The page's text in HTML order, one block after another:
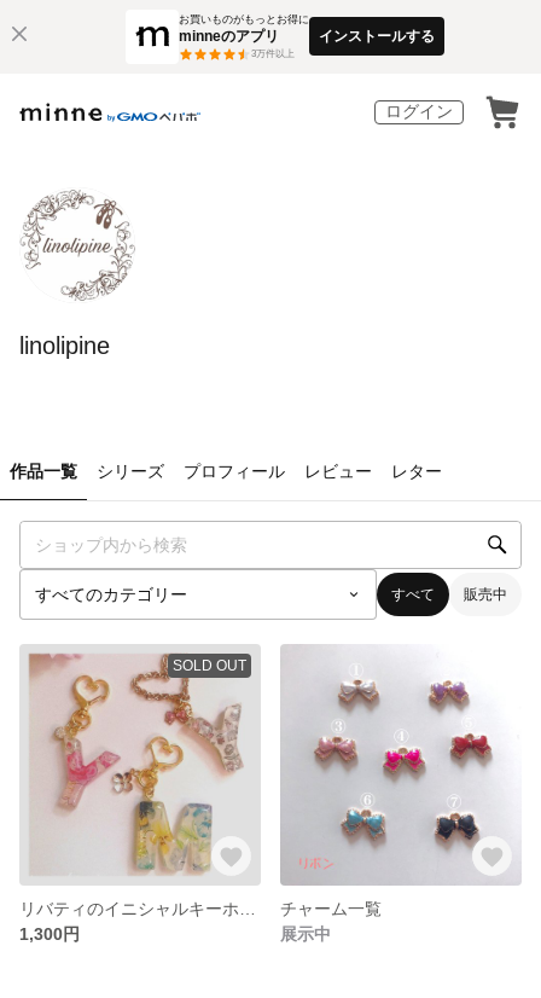
お買いものがもっとお得に
minneのアプリ
3万件以上
インストールする
ログイン
linolipine
作品一覧 シリーズ プロフィール レビュー レター
すべて 販売中
SOLD OUT
1,300円
チャーム一覧
展示中